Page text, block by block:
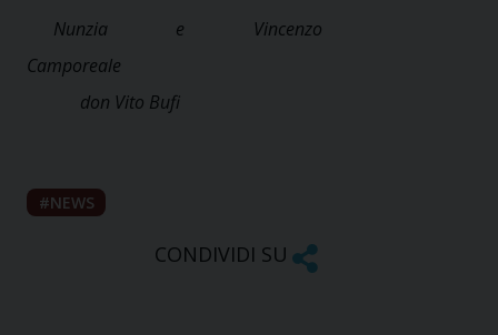
Nunzia e Vincenzo
Camporeale
don Vito Bufi
NEWS
CONDIVIDI SU